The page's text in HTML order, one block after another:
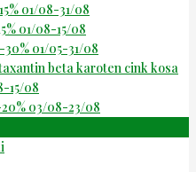
01/08-31/08
01/08-15/08
01/05-31/08
beta karoten cink kosa
15/08
03/08-23/08